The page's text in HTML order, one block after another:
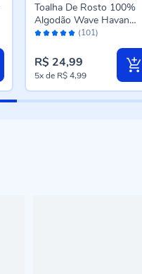
Avaliação: (101)
Toalha De Rosto 100%
Algodão Wave Havan
Casa 1 Pç - Chumbo New
R$ 24,99
5xde R$ 4,99